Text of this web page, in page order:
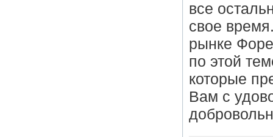
все
свое
рынке
по этой
которые
Вам с